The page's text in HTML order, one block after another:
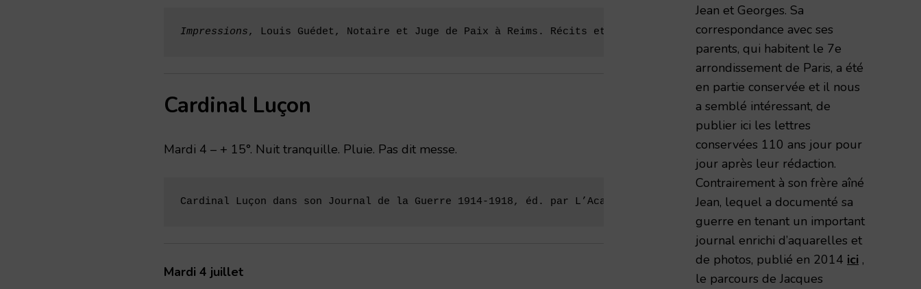
Impressions, Louis Guédet, Notaire et Juge de Paix à Reims. Récits et impressions de guerre d'un civil rémois 1914-
Cardinal Luçon
Mardi 4 – + 15°. Nuit tranquille. Pluie. Pas dit messe.
Cardinal Luçon dans son Journal de la Guerre 1914-1918, éd. par L’Académie Nationale de Reims – 1998 – TAR volume 173
Mardi 4 juillet
Jean et Georges. Sa
correspondance avec ses
parents, qui habitent le 7e
arrondissement de Paris, a été
en partie conservée et il nous
a semblé intéressant, de
publier ici les lettres
conservées 110 ans jour pour
jour après leur rédaction.
Contrairement à son frère aîné
Jean, lequel a documenté sa
guerre en tenant un important
journal enrichi d’aquarelles et
de photos, publié en 2014 ici ,
le parcours de Jacques